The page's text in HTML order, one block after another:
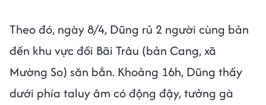
Theo đó, ngày 8/4, Dũng rủ 2 người cùng bản
đến khu vực đồi Bãi Trâu (bản Cang, xã
Mường So) săn bắn. Khoảng 16h, Dũng thấy
dưới phía taluy âm có động đậy, tưởng gà